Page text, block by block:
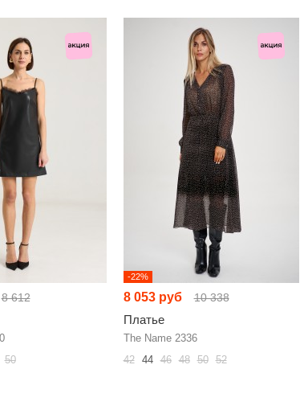
8 612
50
-22%
8 053 руб 10 338
Платье
The Name 2336
42
44 46 48 50 52